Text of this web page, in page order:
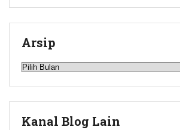
Arsip
Arsip
Kanal Blog Lain